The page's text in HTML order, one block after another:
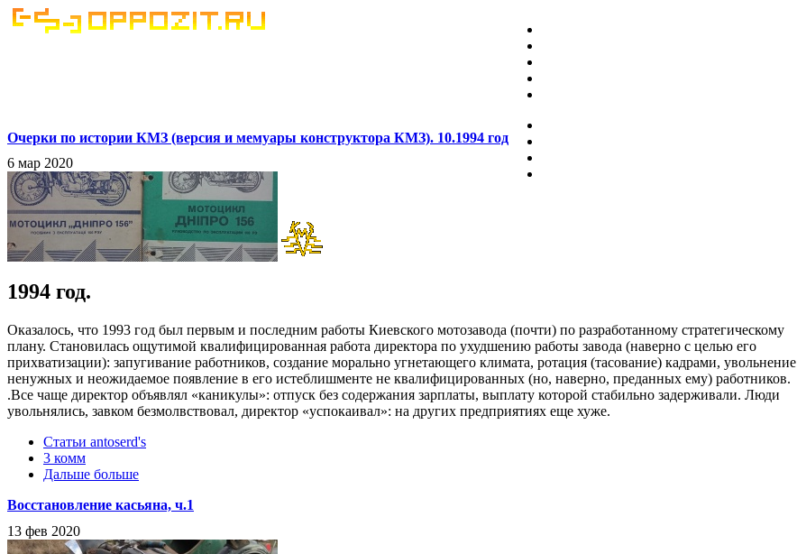
Очерки по истории КМЗ (версия и мемуары конструктора КМЗ). 10.1994 год
6 мар 2020
1994 год.
Оказалось, что 1993 год был первым и последним работы Киевского мотозавода (почти) по разработанному стратегическому
плану. Становилась ощутимой квалифицированная работа директора по ухудшению работы завода (наверно с целью его
прихватизации): запугивание работников, создание морально угнетающего климата, ротация (тасование) кадрами, увольнение
ненужных и неожидаемое появление в его истеблишменте не квалифицированных (но, наверно, преданных ему) работников.
.Все чаще директор объявлял «каникулы»: отпуск без содержания зарплаты, выплату которой стабильно задерживали. Люди
увольнялись, завком безмолвствовал, директор «успокаивал»: на других предприятиях еще хуже.
Статьи antoserd's
3 комм
Дальше больше
Восстановление касьяна, ч.1
13 фев 2020